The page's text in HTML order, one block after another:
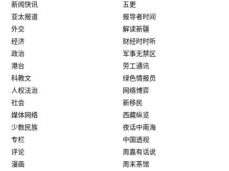
新闻快讯
亚太报道
外交
经济
政治
港台
科教文
人权法治
社会
媒体网络
少数民族
专栏
评论
漫画
五更
报导者时间
解读新疆
财经时时听
军事无禁区
劳工通讯
绿色情报员
网络博弈
新移民
西藏纵览
夜话中南海
中国透视
周嘉有话说
周末茶馆